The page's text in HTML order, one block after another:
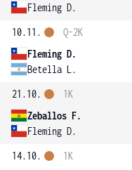
Fleming D.
10.11.
Fleming D.
Betella L.
Q-2K
21.10.
Zeballos F.
Fleming D.
1K
14.10.
1K